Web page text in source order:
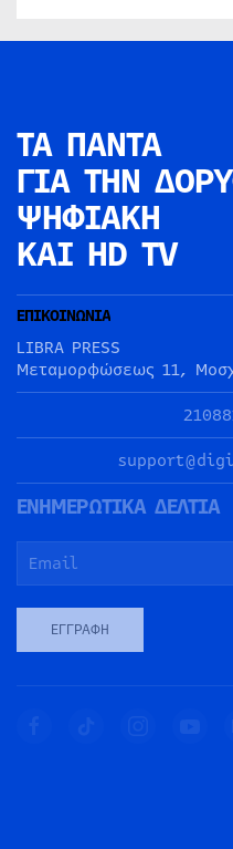
ΤΑ ΠΑΝΤΑ
ΓΙΑ ΤΗΝ
ΨΗΦΙΑΚΗ
ΚΑΙ HD TV
ΕΠΙΚΟΙΝΩΝΙΑ
LIBRA PRESS
Μεταμορφώσεως 11,
ΕΝΗΜΕΡΩΤΙΚΑ ΔΕΛΤΙΑ
ΕΓΓΡΑΦΉ